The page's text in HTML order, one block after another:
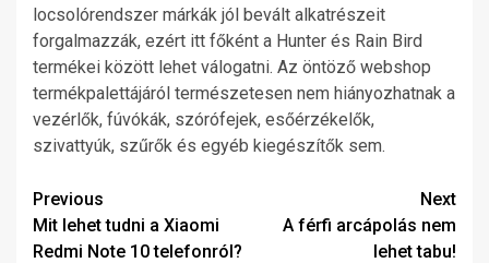
locsolórendszer márkák jól bevált alkatrészeit
forgalmazzák, ezért itt főként a Hunter és Rain Bird
termékei között lehet válogatni. Az öntöző webshop
termékpalettájáról természetesen nem hiányozhatnak a
vezérlők, fúvókák, szórófejek, esőérzékelők,
szivattyúk, szűrők és egyéb kiegészítők sem.
Post
navigation
Previous
Mit lehet tudni a Xiaomi
Redmi Note 10 telefonról?
Next
A férfi arcápolás nem
lehet tabu!